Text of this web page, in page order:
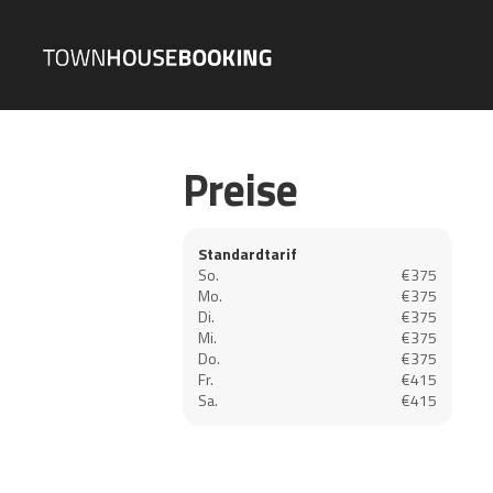
Preise
Standardtarif
So.
€375
Mo.
€375
Di.
€375
Mi.
€375
Do.
€375
Fr.
€415
Sa.
€415